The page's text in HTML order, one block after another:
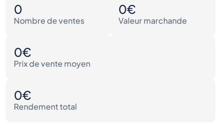
0
Nombre de ventes
0€
Valeur marchande
0€
Prix de vente moyen
0€
Rendement total